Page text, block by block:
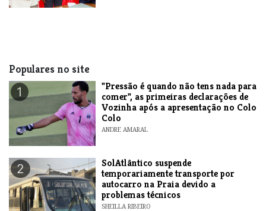
Populares no site
1
"Pressão é quando não tens nada para
comer", as primeiras declarações de
Vozinha após a apresentação no Colo
Colo
ANDRE AMARAL
2
SolAtlântico suspende
temporariamente transporte por
autocarro na Praia devido a
problemas técnicos
SHEILLA RIBEIRO